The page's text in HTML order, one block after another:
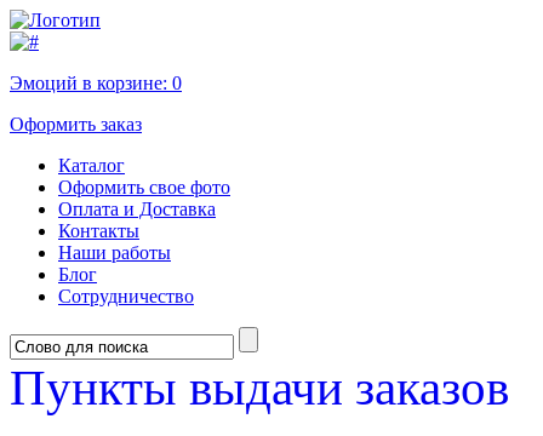
Эмоций в корзине: 0
Оформить заказ
Каталог
Оформить свое фото
Оплата и Доставка
Контакты
Наши работы
Блог
Сотрудничество
Пункты выдачи заказов